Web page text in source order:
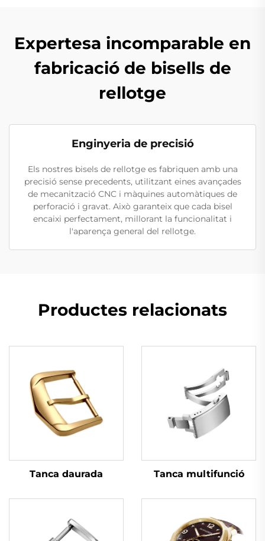
Expertesa incomparable en
fabricació de bisells de
rellotge
Enginyeria de precisió
Els nostres bisels de rellotge es fabriquen amb una
precisió sense precedents, utilitzant eines avançades
de mecanització CNC i màquines automàtiques de
perforació i gravat. Això garanteix que cada bisel
encaixi perfectament, millorant la funcionalitat i
l'aparença general del rellotge.
Productes relacionats
Tanca daurada Tanca multifunció